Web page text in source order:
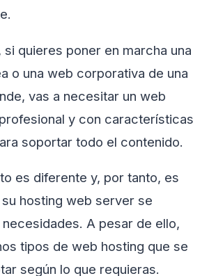
si quieres poner en marcha una
o una web corporativa de una
vas a necesitar un web
y con características
soportar todo el contenido.
es diferente y, por tanto, es
hosting web server se
A pesar de ello,
tipos de web hosting que se
según lo que requieras.